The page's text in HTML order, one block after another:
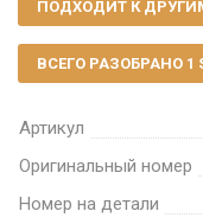
Артикул
Оригинальный номер
Номер на детали
ПОДХОДИТ К
ВСЕГО РАЗОБРАНО 1